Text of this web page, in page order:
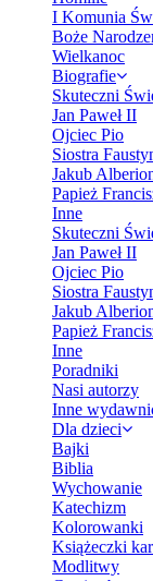
I Komunia
Boże
Wielkanoc
Biografie
Skuteczni
Jan Paweł II
Ojciec Pio
Siostra
Jakub
Papież
Inne
Skuteczni
Jan Paweł II
Ojciec Pio
Siostra
Jakub
Papież
Inne
Poradniki
Nasi autorzy
Inne
Dla dzieci
Bajki
Biblia
Wychowanie
Katechizm
Kolorowanki
Książeczki
Modlitwy